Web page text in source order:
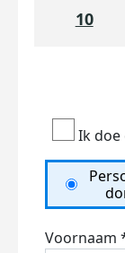
10
Ik doe
Voornaam